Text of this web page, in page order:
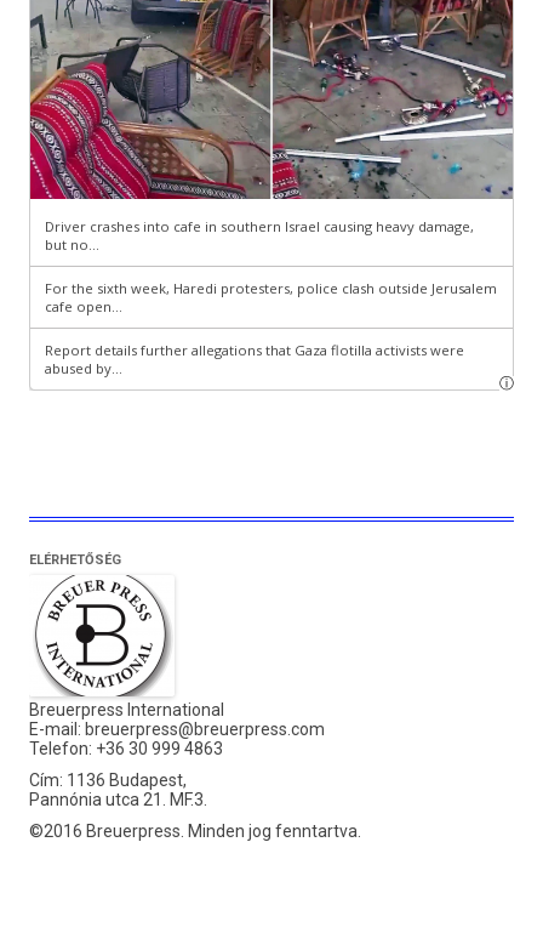
ELÉRHETŐSÉG
Breuerpress International
E-mail: breuerpress@breuerpress.com
Telefon: +36 30 999 4863
Cím: 1136 Budapest,
Pannónia utca 21. MF.3.
©2016 Breuerpress. Minden jog fenntartva.